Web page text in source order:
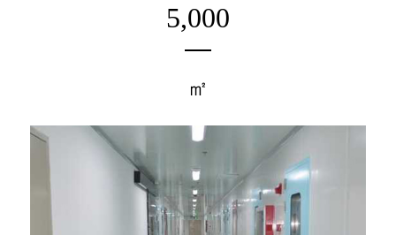
5,000
㎡